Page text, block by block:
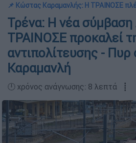
📌 Κώστας Καραμανλής: Η ΤΡΑΙΝΟΣΕ
Τρένα: Η νέα
ΤΡΑΙΝΟΣΕ προκαλεί
αντιπολίτευσης -
Καραμανλή
🕛 χρόνος ανάγνωσης: 8 λεπτά ┋